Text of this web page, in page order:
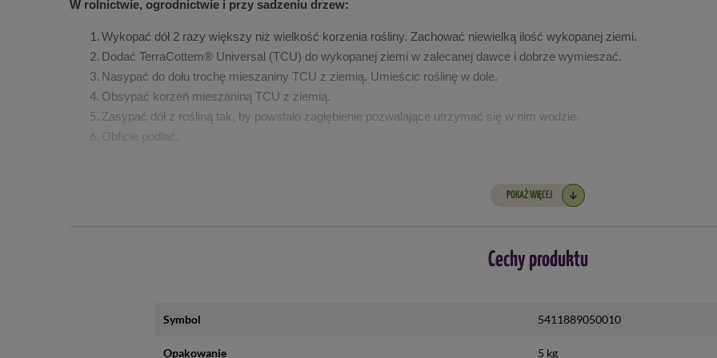
W rolnictwie, ogrodnictwie i przy sadzeniu drzew:
Wykopać dół 2 razy większy niż wielkość korzenia rośliny. Zachować niewielką ilość wykopanej ziemi.
Dodać TerraCottem® Universal (TCU) do wykopanej ziemi w zalecanej dawce i dobrze wymieszać.
Nasypać do dołu trochę mieszaniny TCU z ziemią. Umieścic roślinę w dole.
Obsypać korzeń mieszaniną TCU z ziemią.
Zasypać dół z rośliną tak, by powstało zagłębienie pozwalające utrzymać się w nim wodzie.
Obficie podlać.
Obsypać powierzchnię gruntu zalecaną dawką TerraCottem® Universal (TCU) lub mieszaniną ziemi z TCU za
Obficie podlać.
Przy roślinach kwitnących, doniczkowych, balkonowych, kwietnikach itp.
POKAŻ WIĘCEJ
Cechy produktu
Symbol 5411889050010
Opakowanie 5 kg